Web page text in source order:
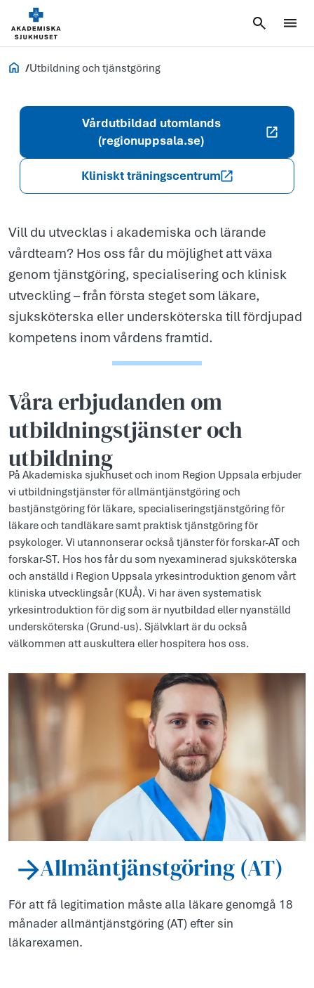
Jobb och utbildning
Utbildning och tjänstgöring
tjänstgöring
Vårdutbildad utomlands
(regionuppsala.se)
Kliniskt träningscentrum
Vill du utvecklas i akademiska och lärande
vårdteam? Hos oss får du möjlighet att växa
genom tjänstgöring, specialisering och klinisk
utveckling – från första steget som läkare,
sjuksköterska eller undersköterska till fördjupad
kompetens inom vårdens framtid.
Våra erbjudanden om
utbildningstjänster och
utbildning
På Akademiska sjukhuset och inom Region Uppsala erbjuder
vi utbildningstjänster för allmäntjänstgöring och
bastjänstgöring för läkare, specialiseringstjänstgöring för
läkare och tandläkare samt praktisk tjänstgöring för
psykologer. Vi utannonserar också tjänster för forskar-AT och
forskar-ST. Hos hos får du som nyexaminerad sjuksköterska
och anställd i Region Uppsala yrkesintroduktion genom vårt
kliniska utvecklingsår (KUÅ). Vi har även systematisk
yrkesintroduktion för dig som är nyutbildad eller nyanställd
undersköterska (Grund-us). Självklart är du också
välkommen att auskultera eller hospitera hos oss.
Allmäntjänstgöring (AT)
För att få legitimation måste alla läkare genomgå 18
månader allmäntjänstgöring (AT) efter sin
läkarexamen.